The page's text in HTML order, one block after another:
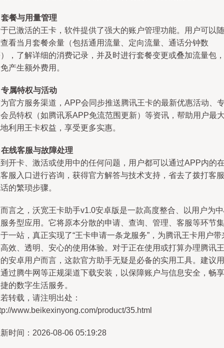
餐与用量管理
已激活的王卡，软件提供了强大的账户管理功能。用户可以随
看当月套餐余量（包括通用流量、定向流量、通话分钟数
，了解详细的消费记录，并及时进行套餐变更或叠加流量包，
产生额外费用。
属特权与活动
官方服务渠道，APP会同步推送腾讯王卡的最新优惠活动、
员特权（如腾讯系APP免流范围更新）等资讯，帮助用户最
利用王卡权益，享受更多实惠。
线客服与故障处理
开卡、激活或使用中的任何问题，用户都可以通过APP内的
服入口进行咨询，获得官方解答与技术支持，省去了拨打客服
的繁琐步骤。
言之，沃宽王卡助手v1.0安卓版是一款高度整合、以用户为
务型应用。它将原本分散的申请、查询、管理、客服等环节集
一站，真正实现了“王卡申请一条龙服务”，为腾讯王卡用户带
效、透明、安心的使用体验。对于正在使用或打算办理腾讯王
安卓用户而言，这款官方助手无疑是必备的实用工具。建议用
过腾牛网等正规渠道下载安装，以保障账户与信息安全，畅享
的数字生活服务。
转载，请注明出处：
www.beikexinyong.com/product/35.html
时间：2026-08-06 05:19:28